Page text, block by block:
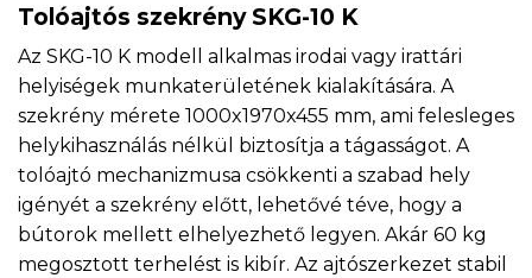
Tolóajtós szekrény SKG-10 K
Az SKG-10 K modell alkalmas irodai vagy irattári
helyiségek munkaterületének kialakítására. A
szekrény mérete 1000x1970x455 mm, ami felesleges
helykihasználás nélkül biztosítja a tágasságot. A
tolóajtó mechanizmusa csökkenti a szabad hely
igényét a szekrény előtt, lehetővé téve, hogy a
bútorok mellett elhelyezhető legyen. Akár 60 kg
megosztott terhelést is kibír. Az ajtószerkezet stabil